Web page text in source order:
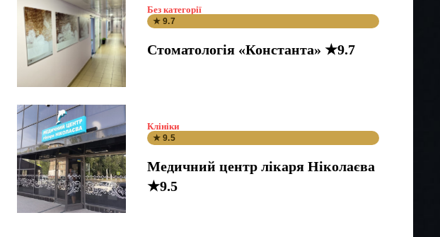
Без категорії
★ 9.7
Стоматологія «Константа» ★9.7
Клініки
★ 9.5
Медичний центр лікаря Ніколаєва
★9.5